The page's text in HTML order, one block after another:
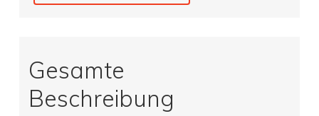
Gesamte
Beschreibung